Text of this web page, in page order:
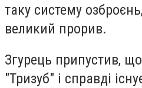
таку систему
великий прорив.
Згурець припустив,
"Тризуб" і справді